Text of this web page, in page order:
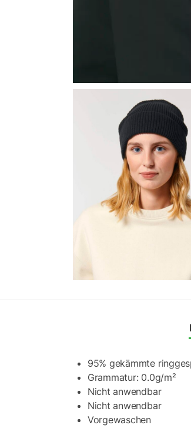
95% gekämmte
Grammatur: 0.0g/m²
Nicht anwendbar
Nicht anwendbar
Vorgewaschen